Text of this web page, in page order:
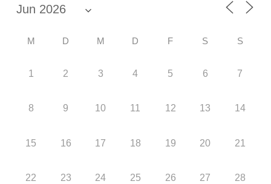
M D M D F S S
1 2 3 4 5 6 7
8 9 10 11 12 13 14
15 16 17 18 19 20 21
22 23 24 25 26 27 28